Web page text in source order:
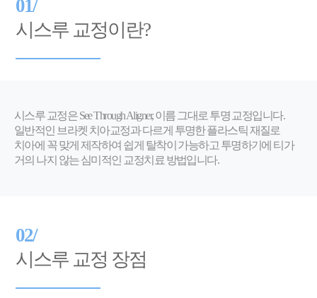
01/
시스루 교정이란?
시스루 교정은 See Through Aligner, 이름 그대로 투명 교정입니다.
일반적인 브라켓 치아교정과 다르게 투명한 플라스틱 재질로
치아에 꼭 맞게 제작하여 쉽게 탈착이 가능하고 투명하기에 티가
거의 나지 않는 심미적인 교정치료 방법입니다.
02/
시스루 교정 장점